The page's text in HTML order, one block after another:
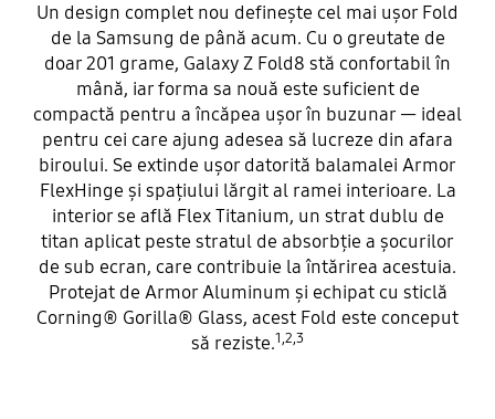
Un design complet nou definește cel mai ușor Fold
de la Samsung de până acum. Cu o greutate de
doar 201 grame, Galaxy Z Fold8 stă confortabil în
mână, iar forma sa nouă este suficient de
compactă pentru a încăpea ușor în buzunar — ideal
pentru cei care ajung adesea să lucreze din afara
biroului. Se extinde ușor datorită balamalei Armor
FlexHinge și spațiului lărgit al ramei interioare. La
interior se află Flex Titanium, un strat dublu de
titan aplicat peste stratul de absorbție a șocurilor
de sub ecran, care contribuie la întărirea acestuia.
Protejat de Armor Aluminum și echipat cu sticlă
Corning® Gorilla® Glass, acest Fold este conceput
să reziste.1,2,3